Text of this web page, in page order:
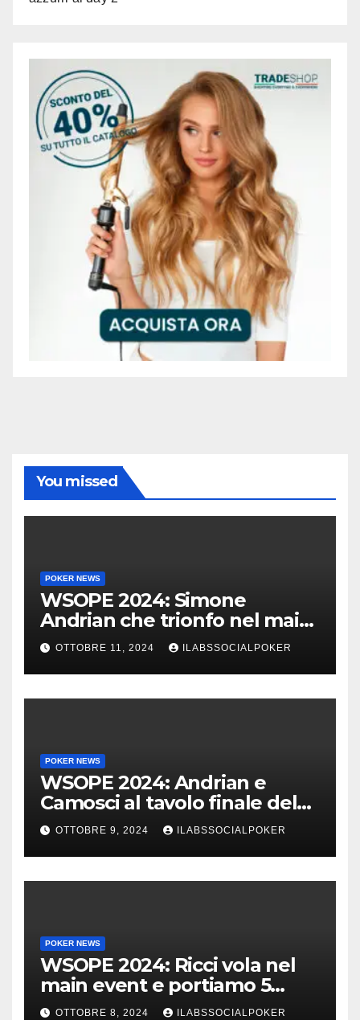
You missed
POKER NEWS
WSOPE 2024: Simone
Andrian che trionfo nel main
event al King’s
OTTOBRE 11, 2024 ILABSSOCIALPOKER
POKER NEWS
WSOPE 2024: Andrian e
Camosci al tavolo finale del
Main, vai Italia!!!
OTTOBRE 9, 2024 ILABSSOCIALPOKER
POKER NEWS
WSOPE 2024: Ricci vola nel
main event e portiamo 5
azzurri al day 4
OTTOBRE 8, 2024 ILABSSOCIALPOKER